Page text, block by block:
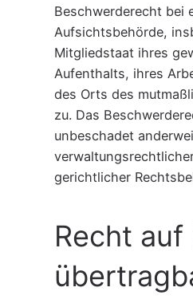
Beschwerderecht bei
Aufsichtsbehörde,
Mitgliedstaat ihres
Aufenthalts, ihres
des Orts des
zu. Das
unbeschadet
gerichtlicher
Recht